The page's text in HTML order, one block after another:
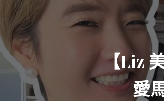
【Liz
愛